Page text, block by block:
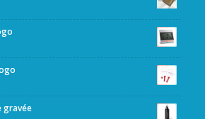
gravée